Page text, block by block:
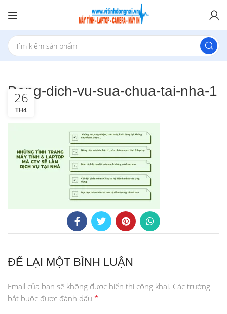
Bang-dich-vu-sua-chua-tai-nha-1
26
TH4
ĐỂ LẠI MỘT BÌNH LUẬN
Email của bạn sẽ không được hiển thị công khai. Các trường
bắt buộc được đánh dấu *